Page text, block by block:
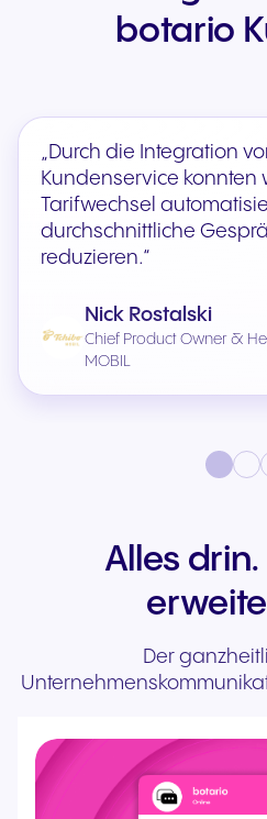
botario
„Durch die Integration
Kundenservice konnten
Tarifwechsel
durchschnittliche
reduzieren.“
Nick Rostalski
Chief Product Owner &
MOBIL
Alles
Der